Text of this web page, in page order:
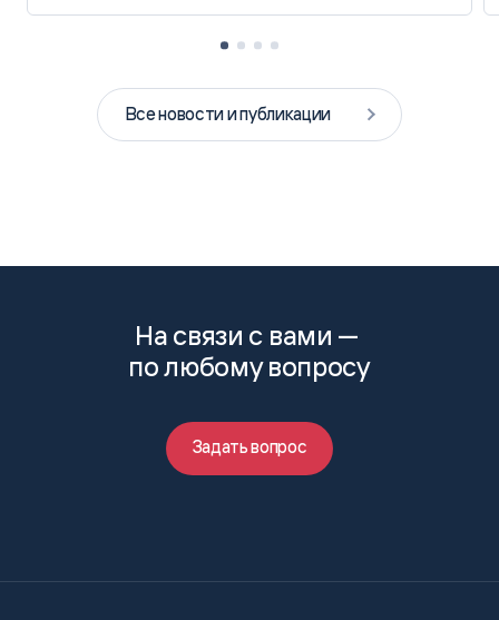
Все новости и публикации
На связи с вами —
по любому вопросу
Задать вопрос